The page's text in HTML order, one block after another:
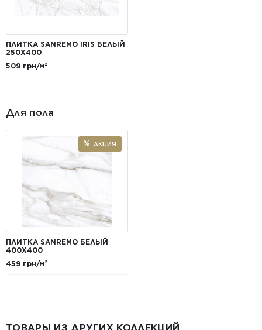
ПЛИТКА SANREMO IRIS БЕЛЫЙ
250X400
509 грн/м²
Для пола
АКЦИЯ
ПЛИТКА SANREMO БЕЛЫЙ
400Х400
459 грн/м²
ТОВАРЫ ИЗ ДРУГИХ КОЛЛЕКЦИЙ